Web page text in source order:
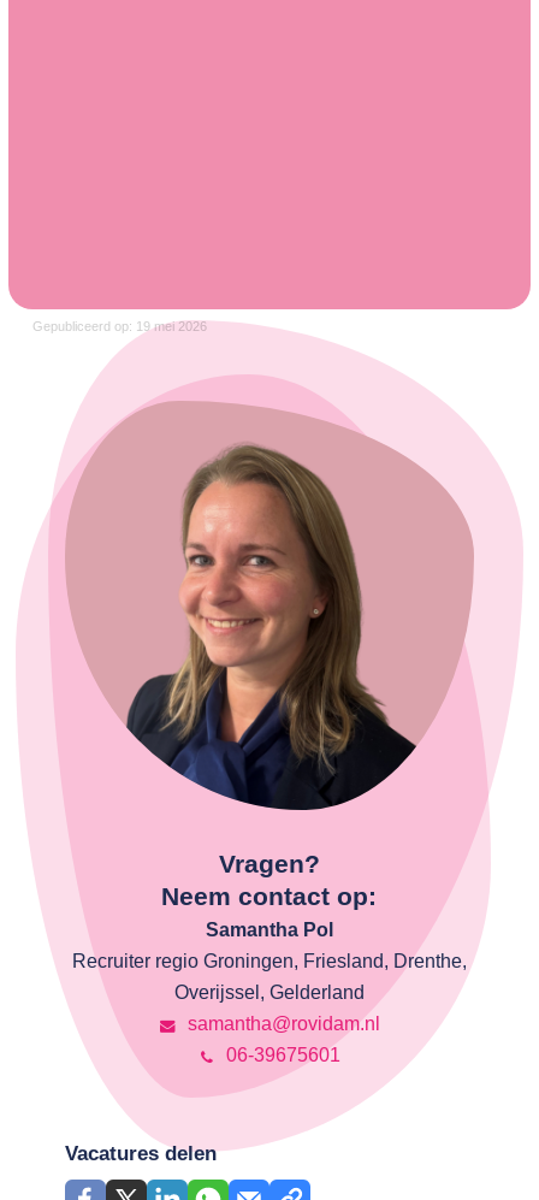
Gepubliceerd op: 19 mei 2026
Vragen?
Neem contact op:
Samantha Pol
Recruiter regio Groningen, Friesland, Drenthe,
Overijssel, Gelderland
samantha@rovidam.nl
06-39675601
Vacatures delen